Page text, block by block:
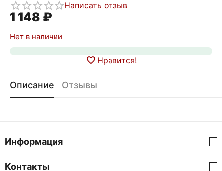
Написать отзыв
1 148 ₽
Нет в наличии
Нравится!
Описание Отзывы
Информация
Контакты